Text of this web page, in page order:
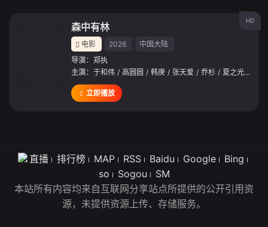
HD
森中有林
电影 2026
中国大陆
导演： 郑执
主演： 于和伟 / 高圆圆 / 韩庚 / 张天爱 / 乔杉 / 夏之光 /
立即播放
直播 排行榜 MAP RSS Baidu Google
Bing
so
Sogou
SM
本站所有内容均来自互联网分享站点所提供的公开引用资
源，未提供资源上传、存储服务。